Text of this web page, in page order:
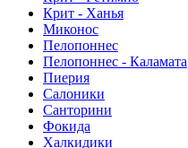
Крит - Ханья
Миконос
Пелопоннес
Пелопоннес - Каламата
Пиерия
Салоники
Санторини
Фокида
Халкидики